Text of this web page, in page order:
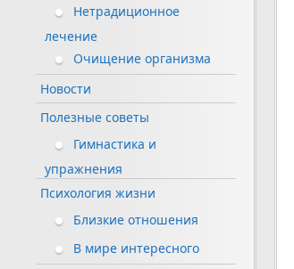
Нетрадиционное
лечение
Очищение организма
Новости
Полезные советы
Гимнастика и
упражнения
Психология жизни
Близкие отношения
В мире интересного